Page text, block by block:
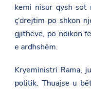
kemi nisur qysh
ç‘drejtim po shkon
gjithëve, po ndikon
e ardhshëm.
Kryeministri Rama,
politik. Thuajse u